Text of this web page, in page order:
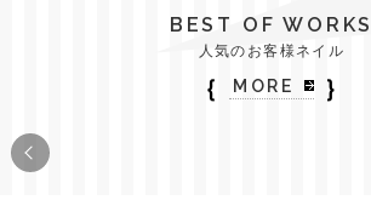
BEST OF WORKS
人気のお客様ネイル
｛ MORE ｝